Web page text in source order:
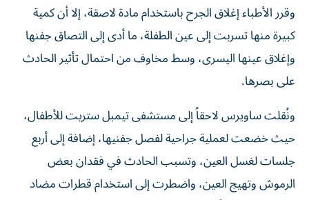
وقرر الأطباء إغلاق الجرح باستخدام مادة لاصقة، إلا أن كمية
كبيرة منها تسربت إلى عين الطفلة، ما أدى إلى التصاق جفنها
وإغلاق عينها اليسرى، وسط مخاوف من احتمال تأثير الحادث
على بصرها.
ونُقلت ساويرس لاحقاً إلى مستشفى تيمبل ستريت للأطفال،
حيث خضعت لعملية جراحية لفصل جفنيها، إضافة إلى أربع
جلسات لغسل العين، وتسبب الحادث في فقدان بعض
الرموش وتهيج العين، واضطرت إلى استخدام قطرات مضاد